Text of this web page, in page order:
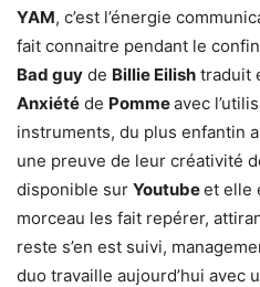
YAM, c’est l’énergie
fait connaitre pendant le
Bad guy de Billie Eilish traduit
Anxiété de Pommeavec
instruments, du plus enfantin
une preuve de leur créativité
disponible sur Youtubeet elle
morceau les fait repérer,
reste s’en est suivi,
duo travaille aujourd’hui avec